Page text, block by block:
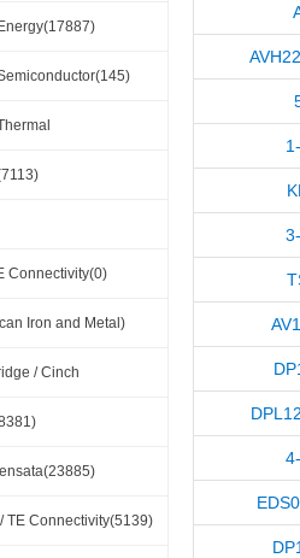
Connectivity(0)
Iron and Metal)
/ Cinch
TE Connectivity(5139)